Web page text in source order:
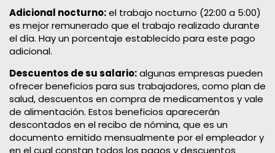
Adicional nocturno:el trabajo nocturno (22:00 a 5:00)
es mejor remunerado que el trabajo realizado durante
el día. Hay un porcentaje establecido para este pago
adicional.
Descuentos de su salario:algunas empresas pueden
ofrecer beneficios para sus trabajadores, como plan de
salud, descuentos en compra de medicamentos y vale
de alimentación. Estos beneficios aparecerán
descontados en el recibo de nómina, que es un
documento emitido mensualmente por el empleador y
en el cual constan todos los pagos y descuentos